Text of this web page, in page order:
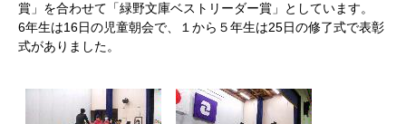
賞」を合わせて「緑野文庫ベストリーダー賞」としています。
6年生は16日の児童朝会で、１から５年生は25日の修了式で表彰
式がありました。